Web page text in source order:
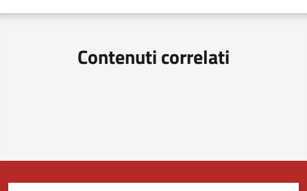
Contenuti correlati